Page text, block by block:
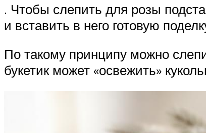
. Чтобы слепить для розы
и вставить в него готовую
По такому принципу можно
букетик может «освежить»